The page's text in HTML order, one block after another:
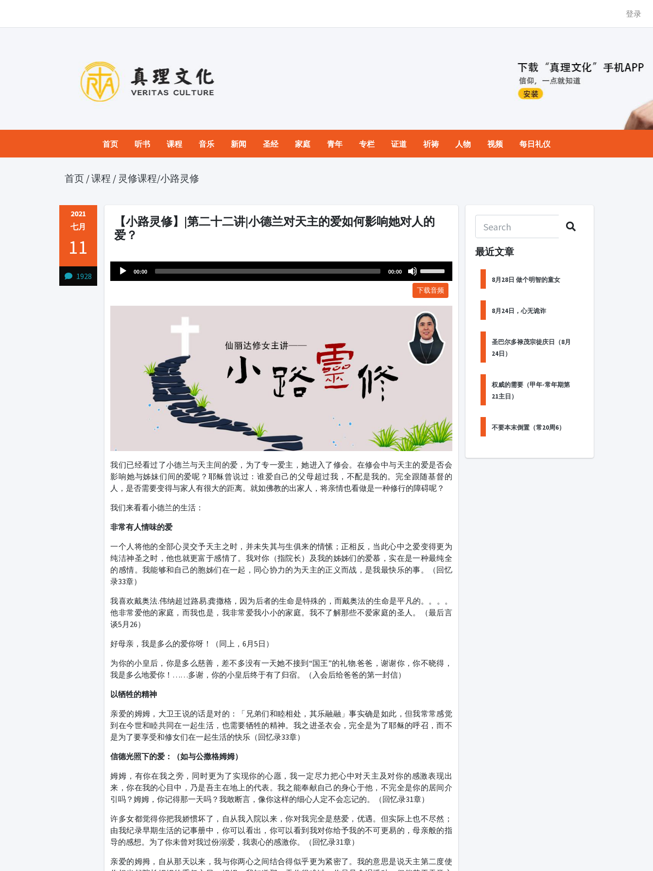
登录
首页 听书 课程 音乐 新闻 圣经 家庭 青年 专栏 证道 祈祷 人物 视频 每日礼仪
首页 /课程 / 灵修课程/小路灵修
2021
七月
11
1928
【小路灵修】|第二十二讲|小德兰对天主的爱如何影响她对人的
爱？
Player
00:00 00:00
Arrow
to
increase
or
decrease
volume.
下载音频
我们已经看过了小德兰与天主间的爱，为了专一爱主，她进入了修会。在修会中与天主的爱是否会
影响她与姊妹们间的爱呢？耶稣曾说过：谁爱自己的父母超过我，不配是我的。完全跟随基督的
人，是否需要变得与家人有很大的距离。就如佛教的出家人，将亲情也看做是一种修行的障碍呢？
我们来看看小德兰的生活：
非常有人情味的爱
一个人将他的全部心灵交予天主之时，并未失其与生俱来的情愫；正相反，当此心中之爱变得更为
纯洁神圣之时，他也就更富于感情了。我对你（指院长）及我的姊姊们的爱慕，实在是一种最纯全
的感情。我能够和自己的胞姊们在一起，同心协力的为天主的正义而战，是我最快乐的事。（回忆
录33章）
我喜欢戴奥法.伟纳超过路易.龚撒格，因为后者的生命是特殊的，而戴奥法的生命是平凡的。。。。
他非常爱他的家庭，而我也是，我非常爱我小小的家庭。我不了解那些不爱家庭的圣人。（最后言
谈5月26）
好母亲，我是多么的爱你呀！（同上，6月5日）
为你的小皇后，你是多么慈善，差不多没有一天她不接到“国王”的礼物.爸爸，谢谢你，你不晓得，
我是多么地爱你！……多谢，你的小皇后终于有了归宿。（入会后给爸爸的第一封信）
以牺牲的精神
亲爱的姆姆，大卫王说的话是对的：「兄弟们和睦相处，其乐融融」事实确是如此，但我常常感觉
到在今世和睦共同在一起生活，也需要牺牲的精神。我之进圣衣会，完全是为了耶稣的呼召，而不
是为了要享受和修女们在一起生活的快乐（回忆录33章）
信德光照下的爱：（如与公撒格姆姆）
姆姆，有你在我之旁，同时更为了实现你的心愿，我一定尽力把心中对天主及对你的感激表现出
来，你在我的心目中，乃是吾主在地上的代表。我之能奉献自己的身心于他，不完全是你的居间介
引吗？姆姆，你记得那一天吗？我敢断言，像你这样的细心人定不会忘记的。（回忆录31章）
许多女都觉得你把我娇惯坏了，自从我入院以来，你对我完全是慈爱，优遇。但实际上也不尽然；
由我纪录早期生活的记事册中，你可以看出，你可以看到我对你给予我的不可更易的，母亲般的指
导的感想。为了你未曾对我过份溺爱，我衷心的感激你。（回忆录31章）
亲爱的姆拇，自从那天以来，我与你两心之间结合得似乎更为紧密了。我的意思是说天主第二度使
最近文章
8月28日 做个明智的童女
8月24日，心无诡诈
圣巴尔多禄茂宗徒庆日（8月
24日）
权威的需要（甲年-常年期第
21主日）
不要本末倒置（常20周6）